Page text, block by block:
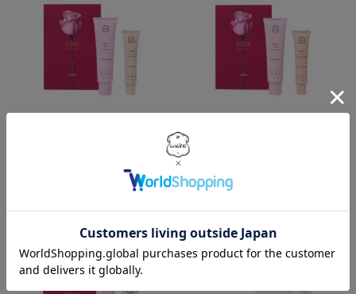
デュオセット ピオニーガーデニア
デュオセット チェリーブロッサム